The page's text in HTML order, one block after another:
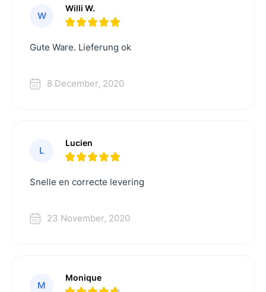
W
Willi W.
Gute Ware. Lieferung ok
8 December, 2020
L
Lucien
Snelle en correcte levering
23 November, 2020
M
Monique